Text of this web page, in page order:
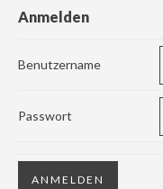
Anmelden
Benutzername
Passwort